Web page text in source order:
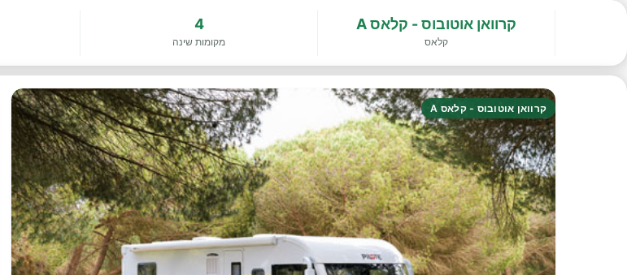
קרוואן אוטובוס - קלאס A
קלאס
4
מקומות שינה
קרוואן אוטובוס - קלאס A